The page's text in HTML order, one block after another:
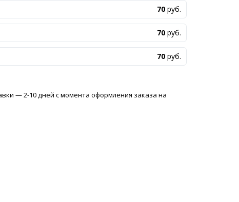
70 руб.
70 руб.
70 руб.
— 2-10 дней с момента оформления заказа на